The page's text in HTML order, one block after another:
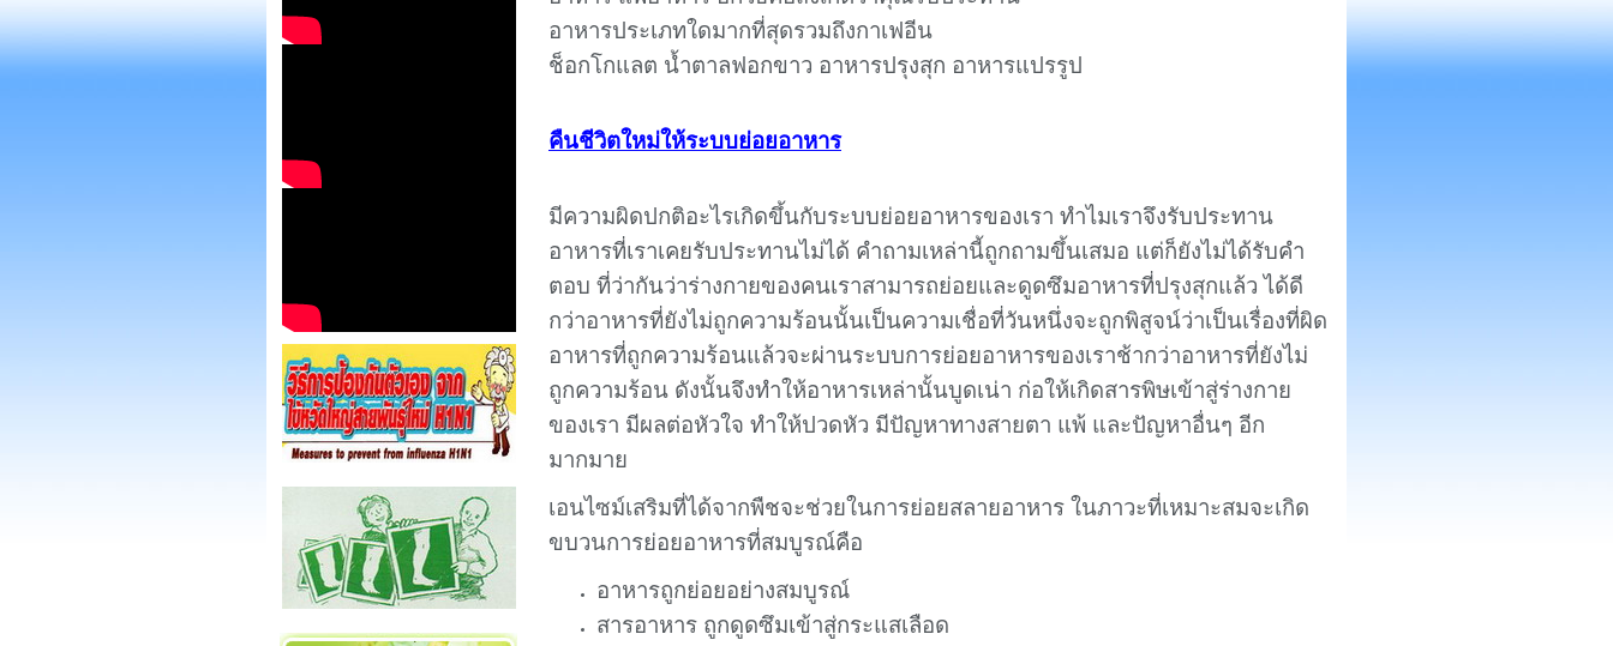
อาหารประเภทใดมากที่สุดรวมถึงกาเฟอีน
ช็อกโกแลต น้ำตาลฟอกขาว อาหารปรุงสุก อาหารแปรรูป
คืนชีวิตใหม่ให้ระบบย่อยอาหาร
มีความผิดปกติอะไรเกิดขึ้นกับระบบย่อยอาหารของเรา ทำไมเราจึงรับประทาน
อาหารที่เราเคยรับประทานไม่ได้ คำถามเหล่านี้ถูกถามขึ้นเสมอ แต่ก็ยังไม่ได้รับคำ
ตอบ ที่ว่ากันว่าร่างกายของคนเราสามารถย่อยและดูดซึมอาหารที่ปรุงสุกแล้ว ได้ดี
กว่าอาหารที่ยังไม่ถูกความร้อนนั้นเป็นความเชื่อที่วันหนึ่งจะถูกพิสูจน์ว่าเป็นเรื่องที่ผิด
อาหารที่ถูกความร้อนแล้วจะผ่านระบบการย่อยอาหารของเราช้ากว่าอาหารที่ยังไม่
ถูกความร้อน ดังนั้นจึงทำให้อาหารเหล่านั้นบูดเน่า ก่อให้เกิดสารพิษเข้าสู่ร่างกาย
ของเรา มีผลต่อหัวใจ ทำให้ปวดหัว มีปัญหาทางสายตา แพ้ และปัญหาอื่นๆ อีก
มากมาย
เอนไซม์เสริมที่ได้จากพืชจะช่วยในการย่อยสลายอาหาร ในภาวะที่เหมาะสมจะเกิด
ขบวนการย่อยอาหารที่สมบูรณ์คือ
อาหารถูกย่อยอย่างสมบูรณ์
สารอาหาร ถูกดูดซึมเข้าสู่กระแสเลือด